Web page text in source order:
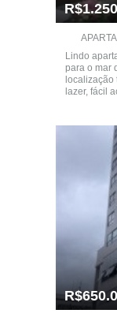
Lindo
para o mar
lazer, fácil